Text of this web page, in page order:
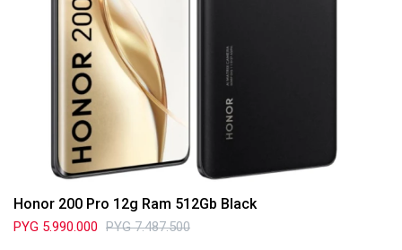
Honor 200 Pro 12g Ram 512Gb Black
PYG 5.990.000 PYG 7.487.500